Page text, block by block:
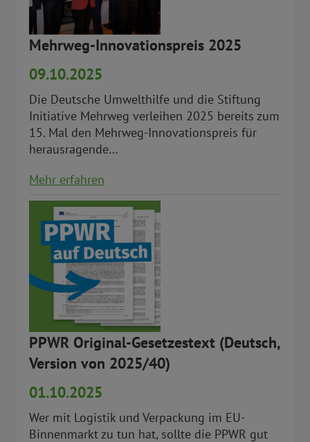
Mehrweg-Innovationspreis 2025
09.10.2025
Die Deutsche Umwelthilfe und die Stiftung
Initiative Mehrweg verleihen 2025 bereits zum
15. Mal den Mehrweg-Innovationspreis für
herausragende…
Mehr erfahren
PPWR Original-Gesetzestext (Deutsch,
Version von 2025/40)
01.10.2025
Wer mit Logistik und Verpackung im EU-
Binnenmarkt zu tun hat, sollte die PPWR gut